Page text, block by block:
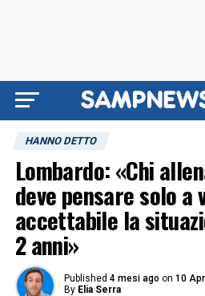
HANNO DETTO
Lombardo: «Chi
deve pensare solo a
accettabile la
2 anni»
Published 4 mesi ago on 10
By Elia Serra